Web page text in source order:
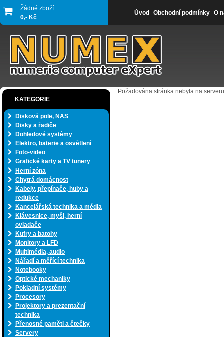
Žádné zboží
0,- Kč
Úvod Obchodní podmínky O
KATEGORIE
Disková pole, NAS
Disky a řadiče
Dohledové systémy
Elektro, baterie a osvětlení
Foto-video
Grafické karty a TV tunery
Herní zóna
Chytrá domácnost
Kabely, přepínače, huby a
redukce
Kancelářská technika a média
Klávesnice, myši, herní
ovladače
Kufry a batohy
Monitory a LFD
Multimédia, audio
Nářadí a měřící technika
Notebooky
Optické mechaniky
Pokladní systémy
Procesory
Projektory a prezentační
technika
Přenosné paměti a čtečky
Servery
Požadována stránka nebyla na